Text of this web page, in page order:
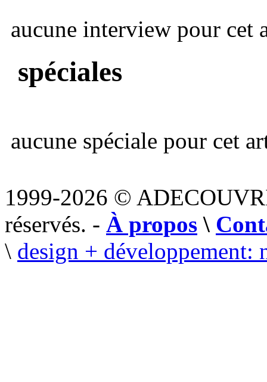
aucune interview pour cet
spéciales
aucune spéciale pour cet
1999-2026 ©
réservés. - À propos \
\ design + développement: